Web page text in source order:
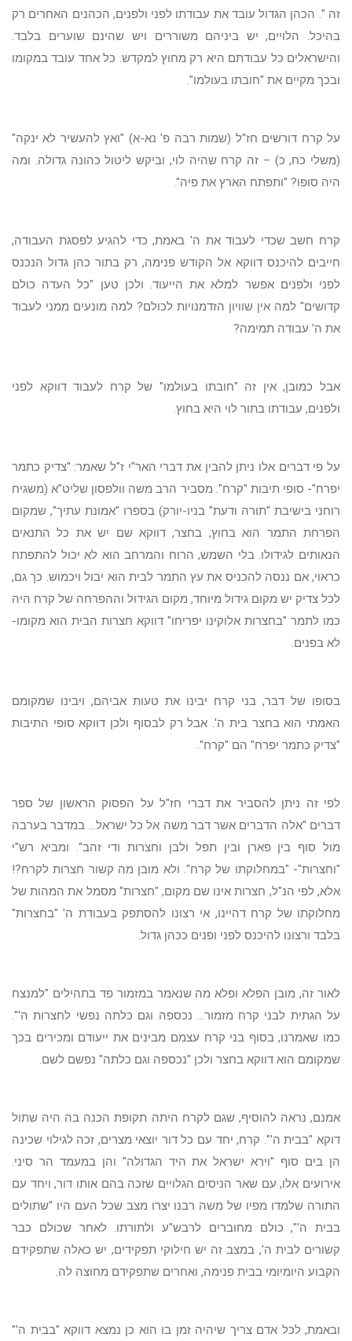
זה ". הכהן הגדול עובד את עבודתו לפני ולפנים, הכהנים האחרים רק
בהיכל. הלויים, יש ביניהם משוררים ויש שהינם שוערים בלבד.
והישראלים כל עבודתם היא רק מחוץ למקדש. כל אחד עובד במקומו
ובכך מקיים את "חובתו בעולמו".
על קרח דורשים חז"ל (שמות רבה פ' נא-א) "ואץ להעשיר לא ינקה"
(משלי כח, כ) – זה קרח שהיה לוי, וביקש ליטול כהונה גדולה. ומה
היה סופו? "ותפתח הארץ את פיה".
קרח חשב שכדי לעבוד את ה' באמת, כדי להגיע לפסגת העבודה,
חייבים להיכנס דווקא אל הקודש פנימה, רק בתור כהן גדול הנכנס
לפני ולפנים אפשר למלא את הייעוד. ולכן טען "כל העדה כולם
קדושים" למה אין שוויון הזדמנויות לכולם? למה מונעים ממני לעבוד
את ה' עבודה תמימה?
אבל כמובן, אין זה "חובתו בעולמו" של קרח לעבוד דווקא לפני
ולפנים, עבודתו בתור לוי היא בחוץ.
על פי דברים אלו ניתן להבין את דברי האר"י ז"ל שאמר: "צדיק כתמר
יפרח"- סופי תיבות "קרח". מסביר הרב משה וולפסון שליט"א (משגיח
רוחני בישיבת "תורה ודעת" בניו-יורק) בספרו "אמונת עתיך", שמקום
הפרחת התמר הוא בחוץ, בחצר, דווקא שם יש את כל התנאים
הנאותים לגידולו. בלי השמש, הרוח והמרחב הוא לא יכול להתפתח
כראוי, אם ננסה להכניס את עץ התמר לבית הוא יבול ויכמוש. כך גם,
לכל צדיק יש מקום גידול מיוחד, מקום הגידול וההפרחה של קרח היה
כמו לתמר "בחצרות אלוקינו יפריחו" דווקא חצרות הבית הוא מקומו-
לא בפנים.
בסופו של דבר, בני קרח יבינו את טעות אביהם, ויבינו שמקומם
האמתי הוא בחצר בית ה'. אבל רק לבסוף ולכן דווקא סופי התיבות
"צדיק כתמר יפרח" הם "קרח".
לפי זה ניתן להסביר את דברי חז"ל על הפסוק הראשון של ספר
דברים "אלה הדברים אשר דבר משה אל כל ישראל... במדבר בערבה
מול סוף בין פארן ובין תפל ולבן וחצרות ודי זהב". ומביא רש"י
"וחצרות"- "במחלוקתו של קרח". ולא מובן מה קשור חצרות לקרח?!
אלא, לפי הנ"ל, חצרות אינו שם מקום, "חצרות" מסמל את המהות של
מחלוקתו של קרח דהיינו, אי רצונו להסתפק בעבודת ה' "בחצרות"
בלבד ורצונו להיכנס לפני ופנים ככהן גדול.
לאור זה, מובן הפלא ופלא מה שנאמר במזמור פד בתהילים "למנצח
על הגתית לבני קרח מזמור... נכספה וגם כלתה נפשי לחצרות ה'".
כמו שאמרנו, בסוף בני קרח עצמם מבינים את ייעודם ומכירים בכך
שמקומם הוא דווקא בחצר ולכן "נכספה וגם כלתה" נפשם לשם.
אמנם, נראה להוסיף, שגם לקרח היתה תקופת הכנה בה היה שתול
דוקא "בבית ה'". קרח, יחד עם כל דור יוצאי מצרים, זכה לגילוי שכינה
הן בים סוף "וירא ישראל את היד הגדולה" והן במעמד הר סיני.
אירועים אלו, עם שאר הניסים הגלויים שזכה בהם אותו דור, ויחד עם
התורה שלמדו מפיו של משה רבנו יצרו מצב שכל העם היו "שתולים
בבית ה'", כולם מחוברים לרבש"ע ולתורתו. לאחר שכולם כבר
קשורים לבית ה', במצב זה יש חילוקי תפקידים, יש כאלה שתפקידם
הקבוע היומיומי בבית פנימה, ואחרים שתפקידם מחוצה לה.
ובאמת, לכל אדם צריך שיהיה זמן בו הוא כן נמצא דווקא "בבית ה'"